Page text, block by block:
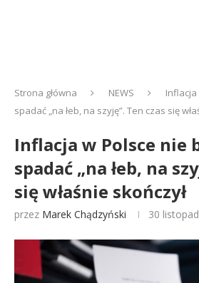
Strona główna NEWS
spadać „na łeb, na szyję”. Ten czas się
Inflacja w Polsce nie
spadać „na łeb, na
się właśnie skończył
przez Marek Chądzyński 30